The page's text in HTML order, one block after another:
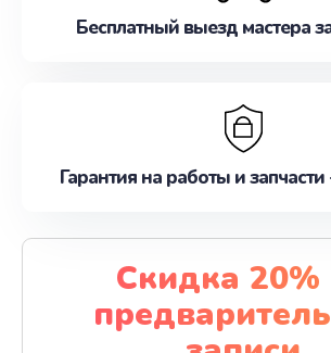
Бесплатный выезд мастера
Гарантия на работы и
Скидка 20%